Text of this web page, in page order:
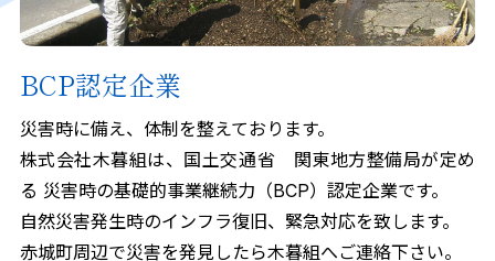
BCP認定企業
災害時に備え、体制を整えております。
株式会社木暮組は、国土交通省 関東地方整備局が定め
る 災害時の基礎的事業継続力（BCP）認定企業です。
自然災害発生時のインフラ復旧、緊急対応を致します。
赤城町周辺で災害を発見したら木暮組へご連絡下さい。